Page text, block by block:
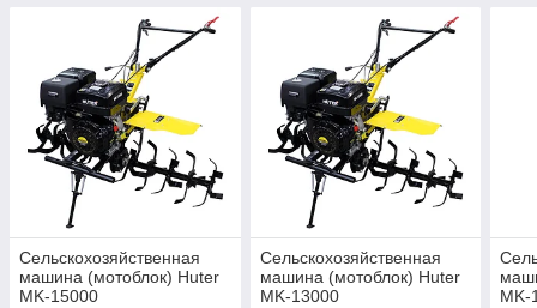
Сельскохозяйственная
машина (мотоблок) Huter
MK-15000
Сельскохозяйственная
машина (мотоблок) Huter
MK-13000
MK-